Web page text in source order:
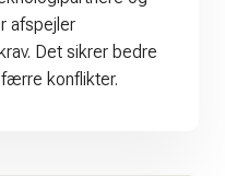
afspejler
Det sikrer bedre
konflikter.